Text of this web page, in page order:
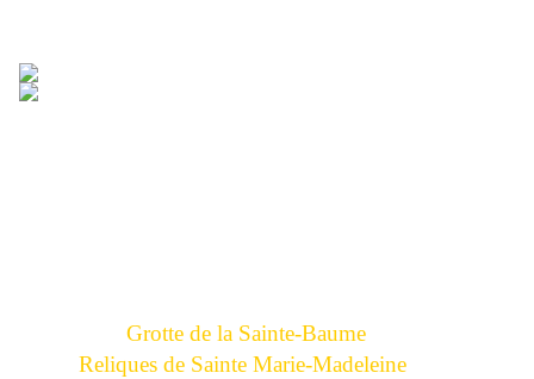
Grotte de la Sainte-Baume
Reliques de Sainte Marie-Madeleine